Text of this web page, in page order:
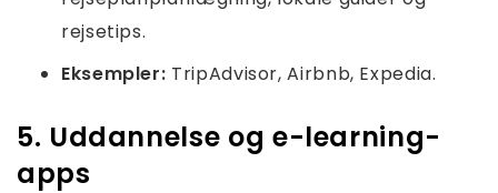
rejsetips.
Eksempler: TripAdvisor, Airbnb, Expedia.
5. Uddannelse og e-learning-
apps